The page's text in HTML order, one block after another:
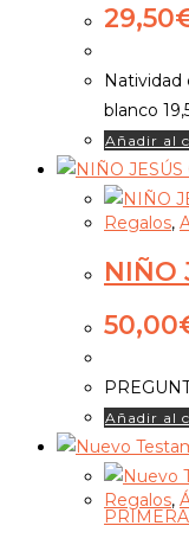
29,50
Natividad
blanco
Añadir al
Regalos,
NIÑO
50,00
Añadir al
Regalos,